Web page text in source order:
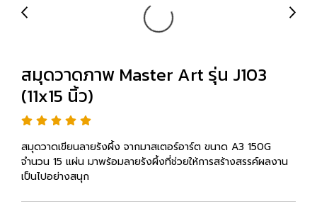
สมุดวาดภาพ Master Art รุ่น J103
(11x15 นิ้ว)
สมุดวาดเขียนลายรังผึ้ง จากมาสเตอร์อาร์ต ขนาด A3 150G
จำนวน 15 แผ่น มาพร้อมลายรังผึ้งที่ช่วยให้การสร้างสรรค์ผลงาน
เป็นไปอย่างสนุก